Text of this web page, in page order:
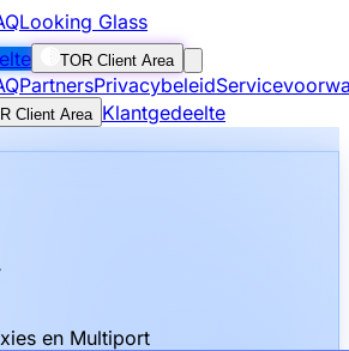
Looking Glass
TOR Client Area
PartnersPrivacybeleid
Client Area Klantgedeelte
en Multiport